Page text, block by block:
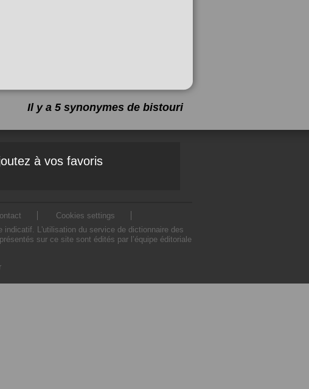
Il y a 5 synonymes de bistouri
à vos favoris
Cookies settings
L'utilisation du service de dictionnaire des
sur ce site sont édités par l’équipe éditoriale